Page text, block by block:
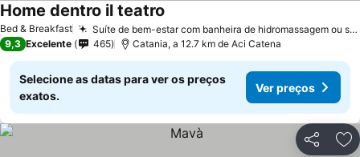
Bed & Breakfast Suíte de bem-estar com banheira de hidromassagem ou sauna
Home dentro il teatro
9,3 Excelente 465 Catania, a 12.7 km de Aci Catena
Selecione as datas para ver os preços
exatos.
Ver preços
Partilhar